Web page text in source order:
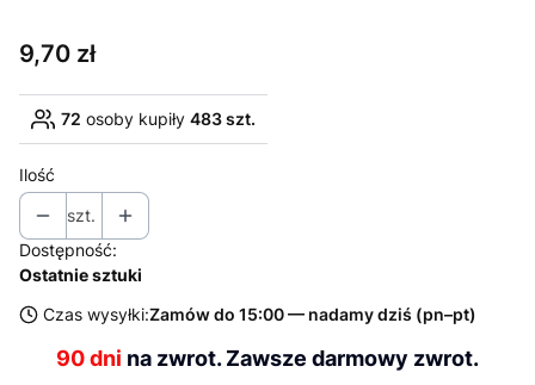
Cena
9,70 zł
72 osoby kupiły 483 szt.
Ilość
szt.
Dostępność:
Ostatnie sztuki
Czas wysyłki:Zamów do 15:00 — nadamy dziś (pn–pt)
90 dni na zwrot. Zawsze darmowy zwrot.